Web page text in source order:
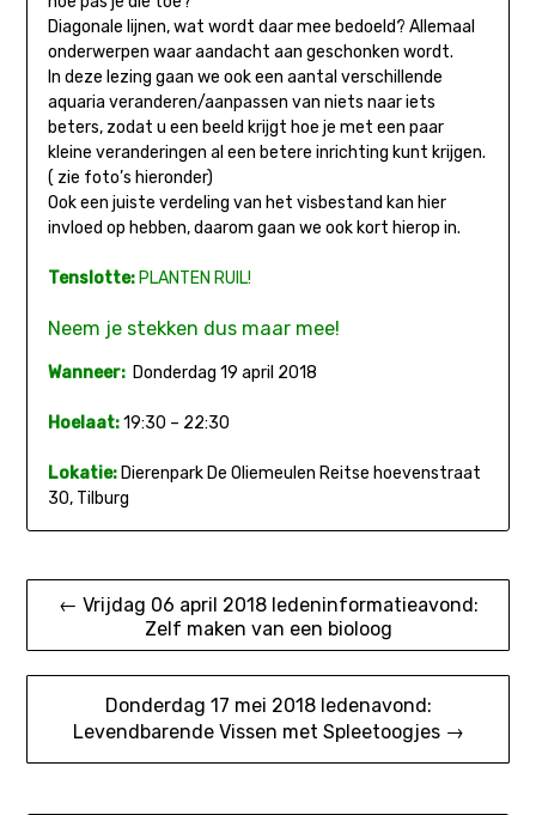
Diagonale lijnen, wat wordt daar mee bedoeld? Allemaal
onderwerpen waar aandacht aan geschonken wordt.
In deze lezing gaan we ook een aantal verschillende
aquaria veranderen/aanpassen van niets naar iets
beters, zodat u een beeld krijgt hoe je met een paar
kleine veranderingen al een betere inrichting kunt krijgen.
( zie foto’s hieronder)
Ook een juiste verdeling van het visbestand kan hier
invloed op hebben, daarom gaan we ook kort hierop in.
Tenslotte:PLANTEN RUIL!
Neem je stekken dus maar mee!
Wanneer:Donderdag 19 april 2018
Hoelaat:19:30 – 22:30
Lokatie:Dierenpark De Oliemeulen Reitse hoevenstraat
30, Tilburg
Bericht
navigatie
← Vrijdag 06 april 2018 ledeninformatieavond:
Zelf maken van een bioloog
Donderdag 17 mei 2018 ledenavond:
Levendbarende Vissen met Spleetoogjes →